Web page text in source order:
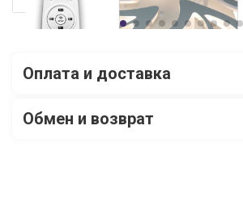
Оплата и доставка
Обмен и возврат